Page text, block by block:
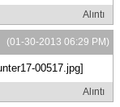
Alıntı
(01-30-2013 06:29 PM)
Alıntı